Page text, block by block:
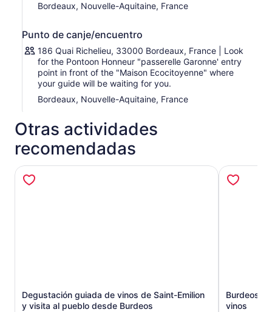
Bordeaux, Nouvelle-Aquitaine, France
Punto de canje/encuentro
186 Quai Richelieu, 33000 Bordeaux, France | Look
for the Pontoon Honneur "passerelle Garonne' entry
point in front of the "Maison Ecocitoyenne" where
your guide will be waiting for you.
Bordeaux, Nouvelle-Aquitaine, France
Otras actividades
recomendadas
Degustación guiada de vinos de Saint-Emilion
y visita al pueblo desde Burdeos
Se abrirá en una nueva pestaña
Burdeos:
vinos